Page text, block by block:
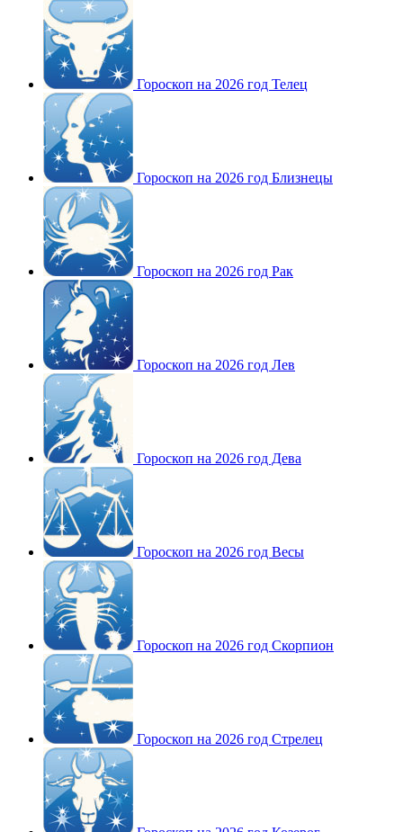
Гороскоп на 2026 год Телец
Гороскоп на 2026 год Близнецы
Гороскоп на 2026 год Рак
Гороскоп на 2026 год Лев
Гороскоп на 2026 год Дева
Гороскоп на 2026 год Весы
Гороскоп на 2026 год Скорпион
Гороскоп на 2026 год Стрелец